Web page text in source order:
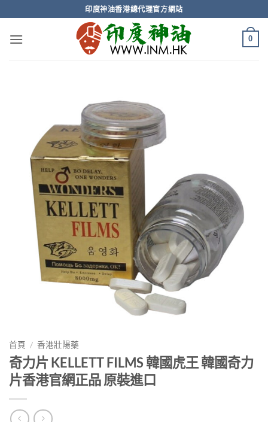
to
content
印度神油香港總代理官方網站
0
首頁 / 香港壯陽藥
奇力片 KELLETT FILMS 韓國虎王 韓國奇力
片香港官網正品 原裝進口